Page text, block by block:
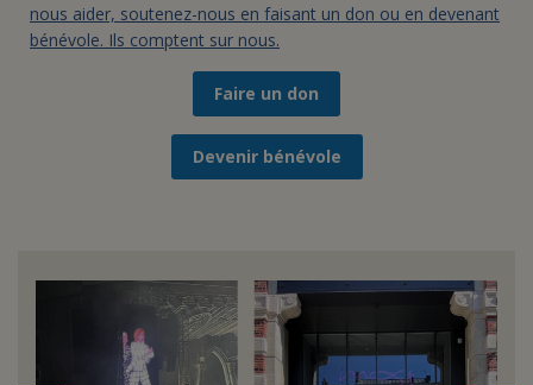
nous aider, soutenez-nous en faisant un don ou en devenant
bénévole. Ils comptent sur nous.
Faire un don
Devenir bénévole